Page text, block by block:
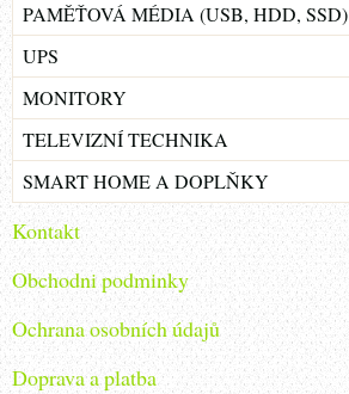
PAMĚŤOVÁ MÉDIA (USB, HDD, SSD)
UPS
MONITORY
TELEVIZNÍ TECHNIKA
SMART HOME A DOPLŇKY
Kontakt
Obchodni podminky
Ochrana osobních údajů
Doprava a platba